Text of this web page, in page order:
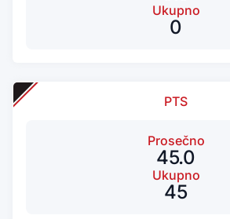
Ukupno
0
PTS
Prosečno
45.0
Ukupno
45